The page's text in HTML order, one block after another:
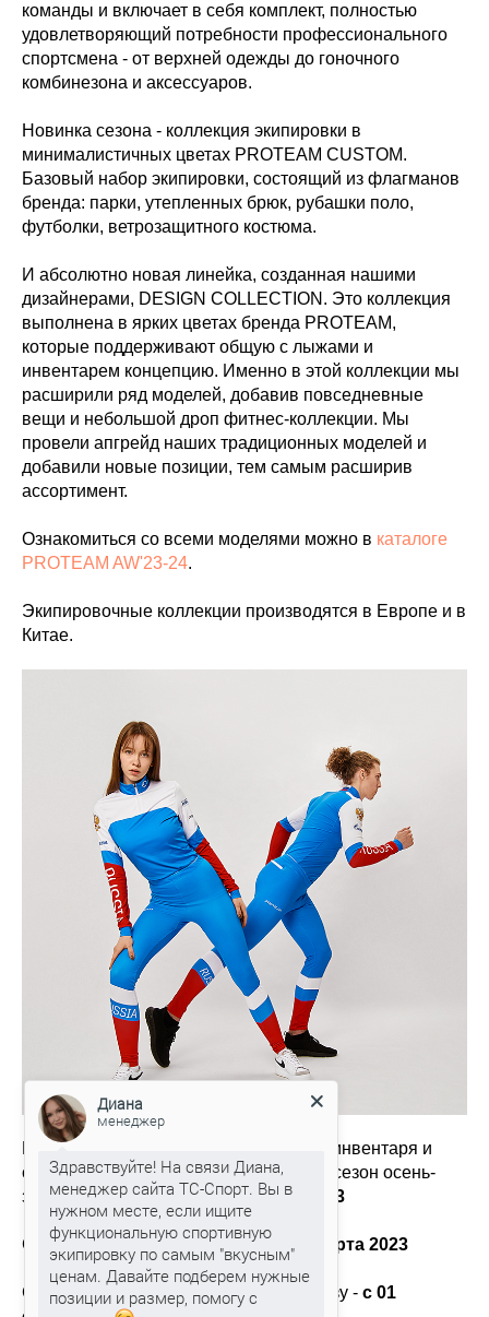
команды и включает в себя комплект, полностью
удовлетворяющий потребности профессионального
спортсмена - от верхней одежды до гоночного
комбинезона и аксессуаров.
Новинка сезона - коллекция экипировки в
минималистичных цветах PROTEAM CUSTOM.
Базовый набор экипировки, состоящий из флагманов
бренда: парки, утепленных брюк, рубашки поло,
футболки, ветрозащитного костюма.
И абсолютно новая линейка, созданная нашими
дизайнерами, DESIGN COLLECTION. Это коллекция
выполнена в ярких цветах бренда PROTEAM,
которые поддерживают общую с лыжами и
инвентарем концепцию. Именно в этой коллекции мы
расширили ряд моделей, добавив повседневные
вещи и небольшой дроп фитнес-коллекции. Мы
провели апгрейд наших традиционных моделей и
добавили новые позиции, тем самым расширив
ассортимент.
Ознакомиться со всеми моделями можно в каталоге
PROTEAM AW'23-24.
Экипировочные коллекции производятся в Европе и в
Китае.
Предзаказ экипировки, лыж, лыжного инвентаря и
смазочных материалов PROTEAM на сезон осень-
зима'23-24 открыт до 23 февраля 2023
Срок внесения предоплаты - до 10 марта 2023
Срок поставки продукции по предзаказу - с 01
Диана
менеджер
Здравствуйте! На связи Диана,
менеджер сайта ТС-Спорт. Вы в
нужном месте, если ищите
функциональную спортивную
экипировку по самым "вкусным"
ценам. Давайте подберем нужные
позиции и размер, помогу с